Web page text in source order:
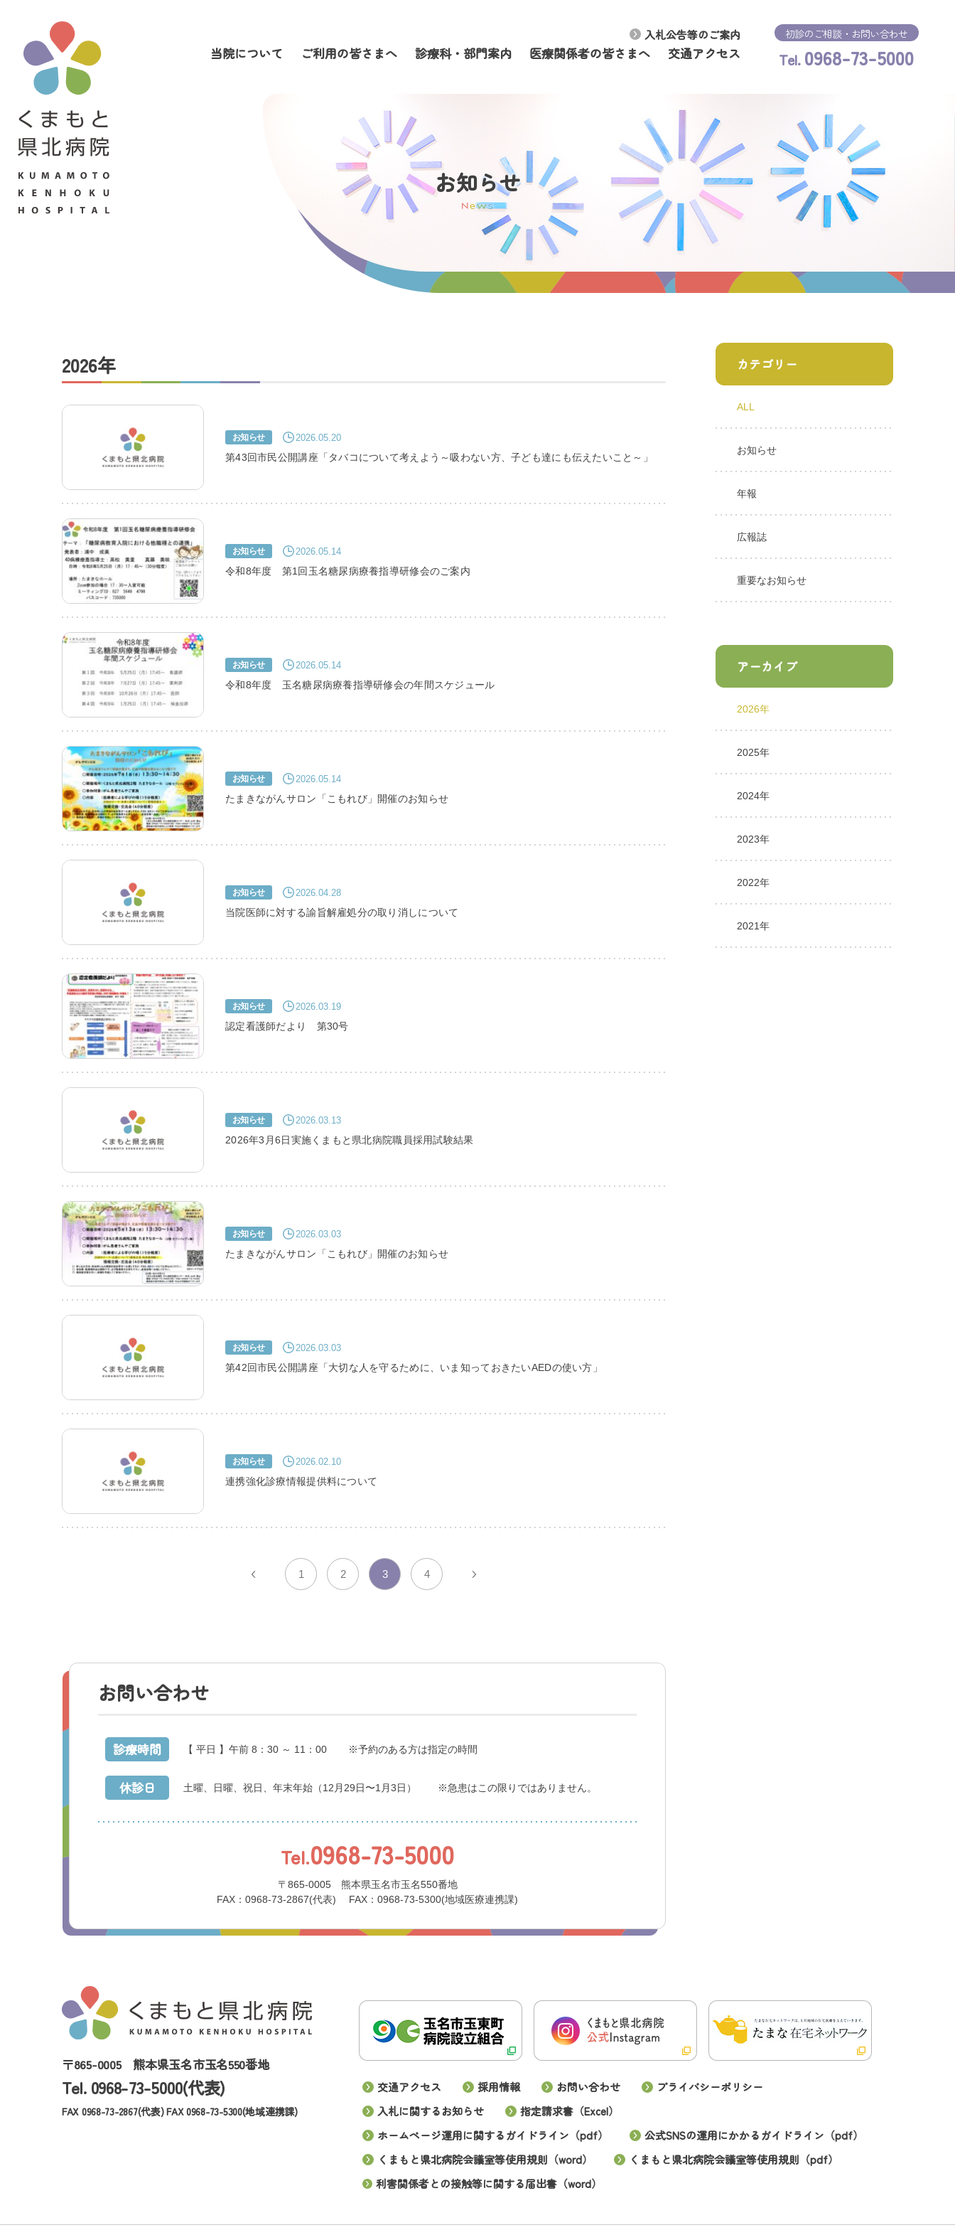
入札公告等のご案内
当院について ご利用の皆さまへ 診療科・部門案内 医療関係者の皆さまへ 交通アクセス
初診のご相談・お問い合わせ
Tel. 0968-73-5000
お知らせ
News
2026年
お知らせ 2026.05.20
第43回市民公開講座「タバコについて考えよう～吸わない方、子ども達にも伝えたいこと～」
お知らせ 2026.05.14
令和8年度 第1回玉名糖尿病療養指導研修会のご案内
お知らせ 2026.05.14
令和8年度 玉名糖尿病療養指導研修会の年間スケジュール
お知らせ 2026.05.14
たまきながんサロン「こもれび」開催のお知らせ
お知らせ 2026.04.28
当院医師に対する諭旨解雇処分の取り消しについて
お知らせ 2026.03.19
認定看護師だより 第30号
お知らせ 2026.03.13
2026年3月6日実施くまもと県北病院職員採用試験結果
お知らせ 2026.03.03
たまきながんサロン「こもれび」開催のお知らせ
お知らせ 2026.03.03
第42回市民公開講座「大切な人を守るために、いま知っておきたいAEDの使い方」
お知らせ 2026.02.10
連携強化診療情報提供料について
1 2 3 4
お問い合わせ
診療時間 【 平日 】午前 8：30 ～ 11：00 ※予約のある方は指定の時間
休診日 土曜、日曜、祝日、年末年始 （12月29日〜1月3日） ※急患はこの限りではありません。
Tel.0968-73-5000
〒865-0005 熊本県玉名市玉名550番地
FAX：0968-73-2867(代表)
FAX：0968-73-5300(地域医療連携課)
カテゴリー
ALL
お知らせ
年報
広報誌
重要なお知らせ
アーカイブ
2026年
2025年
2024年
2023年
2022年
2021年
〒865-0005 熊本県玉名市玉名550番地
Tel. 0968-73-5000(代表)
FAX 0968-73-2867(代表)FAX 0968-73-5300(地域連携課)
交通アクセス 採用情報 お問い合わせ
プライバシーポリシー
入札に関するお知らせ
指定請求書（Excel）
ホームページ運用に関するガイドライン（pdf）
公式SNSの運用にかかるガイドライン（pdf）
くまもと県北病院会議室等使用規則（word）
くまもと県北病院会議室等使用規則（pdf）
利害関係者との接触等に関する届出書（word）
当院について
ご利用の皆さまへ
くまもと県北病院会議室等使用規則（word） くまもと県北病院会議室等使用規則（pdf）